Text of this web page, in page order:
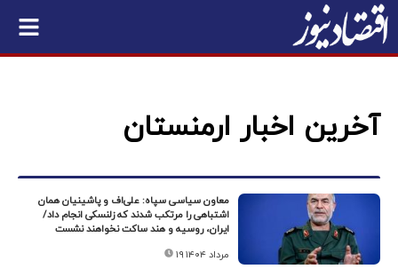
آخرین اخبار ارمنستان
معاون سیاسی سپاه: علی‌اف و پاشینیان همان
اشتباهی را مرتکب شدند که زلنسکی انجام داد/
ایران، روسیه و هند ساکت نخواهند نشست
۱۹ مرداد ۱۴۰۴